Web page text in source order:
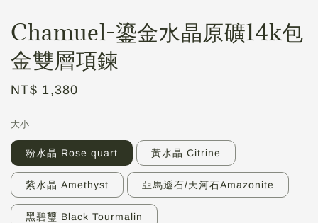
Chamuel-鎏金水晶原礦14k包
金雙層項鍊
Regular
NT$ 1,380
大小
粉水晶 Rose quart 黃水晶 Citrine
紫水晶 Amethyst 亞馬遜石/天河石Amazonite
黑碧璽 Black Tourmalin